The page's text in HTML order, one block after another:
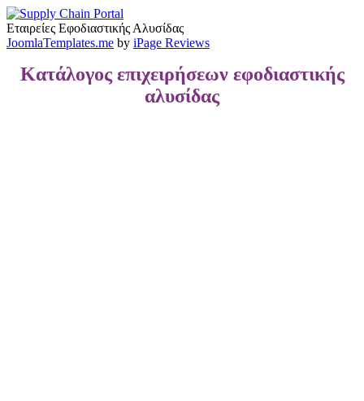
Εταιρείες Εφοδιαστικής Αλυσίδας
Joom​laTem​plates​.me by iPage Reviews
Κατάλογος επιχειρήσεων εφοδιαστικής
αλυσίδας